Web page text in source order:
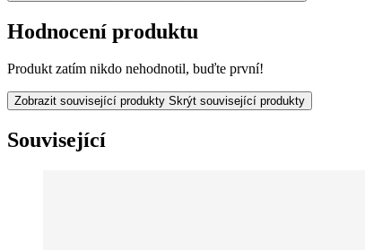
Hodnocení produktu
Produkt zatím nikdo nehodnotil, buďte první!
Zobrazit související produkty Skrýt související produkty
Související